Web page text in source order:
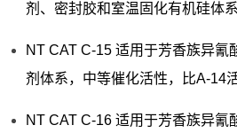
剂、密封胶和室温固化有机硅体系
NT CAT C-15 适用于芳香族异氰
剂体系，中等催化活性，比A-14
NT CAT C-16 适用于芳香族异氰